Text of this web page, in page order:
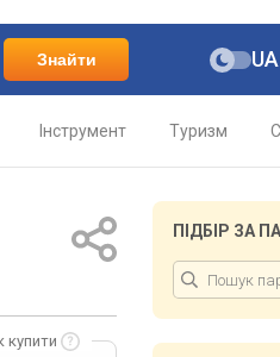
Знайти UA
Інструмент Туризм
купити
ПІДБІР ЗА